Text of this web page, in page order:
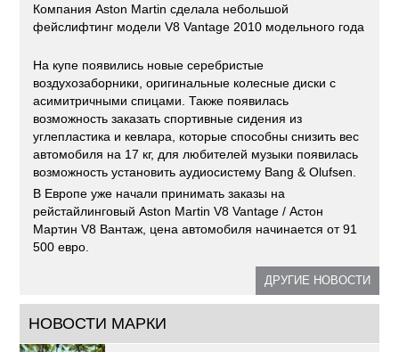
Компания Aston Martin сделала небольшой
фейслифтинг модели V8 Vantage 2010 модельного года
На купе появились новые серебристые
воздухозаборники, оригинальные колесные диски с
асимитричными спицами. Также появилась
возможность заказать спортивные сидения из
углепластика и кевлара, которые способны снизить вес
автомобиля на 17 кг, для любителей музыки появилась
возможность установить аудиосистему Bang & Olufsen.
В Европе уже начали принимать заказы на
рейстайлинговый Aston Martin V8 Vantage / Астон
Мартин V8 Вантаж, цена автомобиля начинается от 91
500 евро.
ДРУГИЕ НОВОСТИ
НОВОСТИ МАРКИ